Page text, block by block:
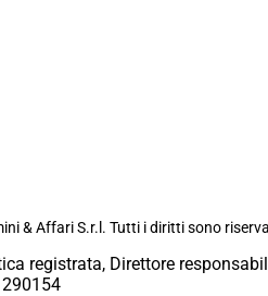
& Affari S.r.l. Tutti i diritti sono
registrata, Direttore